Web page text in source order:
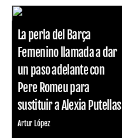
La perla del Barça
Femenino llamada a dar
un paso adelante con
Pere Romeu para
sustituir a Alexia Putellas
Artur López